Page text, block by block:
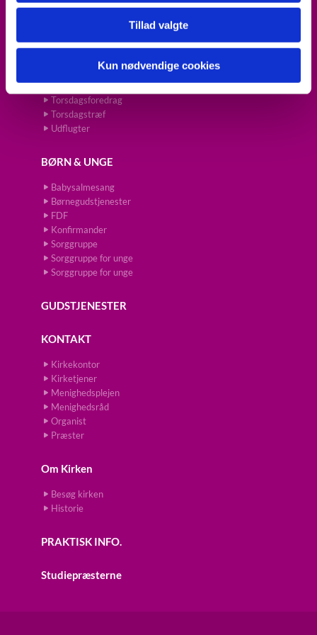
Tillad valgte
Kun nødvendige cookies
ARRANGEMENTER
Fredagscafé
Prædikestol
Torsdagsforedrag
Torsdagstræf
Udflugter
BØRN & UNGE
Babysalmesang
Børnegudstjenester
FDF
Konfirmander
Sorggruppe
Sorggruppe for unge
Sorggruppe for unge
GUDSTJENESTER
KONTAKT
Kirkekontor
Kirketjener
Menighedsplejen
Menighedsråd
Organist
Præster
Om Kirken
Besøg kirken
Historie
PRAKTISK INFO.
Studiepræsterne